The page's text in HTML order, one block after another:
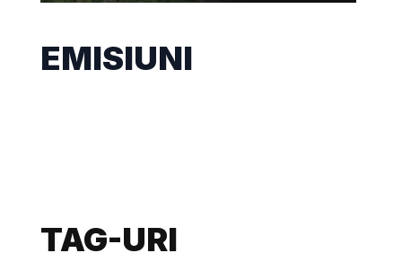
EMISIUNI
TAG-URI